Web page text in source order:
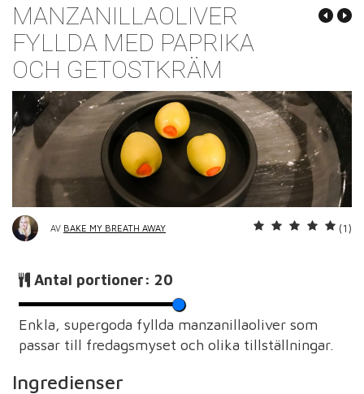
MANZANILLAOLIVER
FYLLDA MED PAPRIKA
OCH GETOSTKRÄM
AV BAKE MY BREATH AWAY (1)
Antal portioner: 20
Enkla, supergoda fyllda manzanillaoliver som
passar till fredagsmyset och olika tillställningar.
Ingredienser